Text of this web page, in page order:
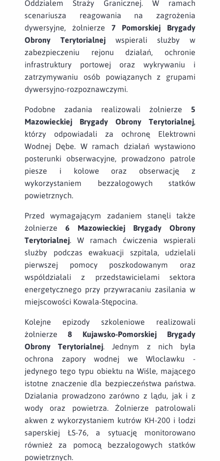
Oddziałem Straży Granicznej. W ramach
scenariusza reagowania na zagrożenia
dywersyjne, żołnierze 7 Pomorskiej Brygady
Obrony Terytorialnej wspierali służby w
zabezpieczeniu rejonu działań, ochronie
infrastruktury portowej oraz wykrywaniu i
zatrzymywaniu osób powiązanych z grupami
dywersyjno-rozpoznawczymi.
Podobne zadania realizowali żołnierze 5
Mazowieckiej Brygady Obrony Terytorialnej
którzy odpowiadali za ochronę Elektrowni
Wodnej Dębe. W ramach działań wystawiono
posterunki obserwacyjne, prowadzono patrole
piesze i kołowe oraz obserwację z
wykorzystaniem bezzałogowych statków
powietrznych.
Przed wymagającym zadaniem stanęli także
żołnierze 6 Mazowieckiej Brygady Obrony
Terytorialnej . W ramach ćwiczenia wspierali
służby podczas ewakuacji szpitala, udzielali
pierwszej pomocy poszkodowanym oraz
współdziałali z przedstawicielami sektora
energetycznego przy przywracaniu zasilania w
miejscowości Kowala-Stępocina.
Kolejne epizody szkoleniowe realizowali
żołnierze 8 Kujawsko-Pomorskiej Brygady
Obrony Terytorialnej . Jednym z nich była
ochrona zapory wodnej we Włocławku -
jedynego tego typu obiektu na Wiśle, mającego
istotne znaczenie dla bezpieczeństwa państwa.
Działania prowadzono zarówno z lądu, jak i z
wody oraz powietrza. Żołnierze patrolowali
akwen z wykorzystaniem kutrów KH-200 i łodzi
saperskiej ŁS-76, a sytuację monitorowano
również za pomocą bezzałogowych statków
powietrznych.